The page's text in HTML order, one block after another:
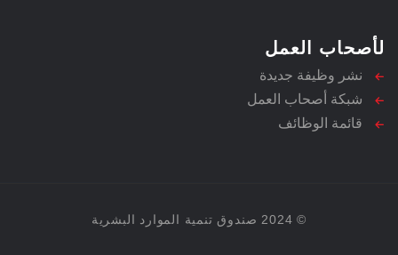
لأصحاب العمل
نشر وظيفة جديدة
شبكة أصحاب العمل
قائمة الوظائف
© 2024 صندوق تنمية الموارد البشرية